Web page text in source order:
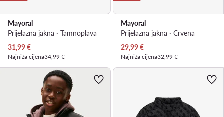
Mayoral
Prijelazna jakna · Tamnoplava
Trenutna cijena
31,99€
Najniža cijena34,99 €
Mayoral
Prijelazna jakna · Crvena
Trenutna cijena
29,99€
Najniža cijena32,99 €